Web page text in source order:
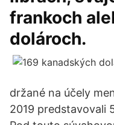
frankoch
dolároch.
držané na účely
2019 predstavovali